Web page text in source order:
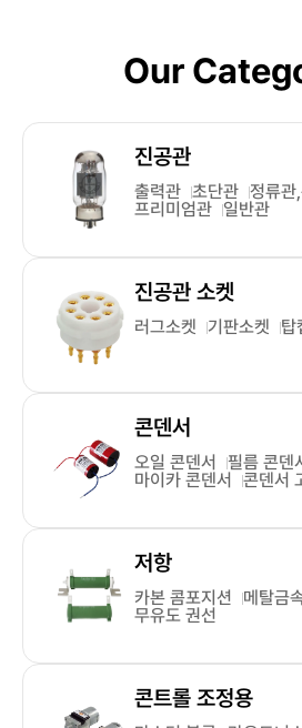
Our
진공관
출력관 초단관 정류관
프리미엄관 일반관
진공관 소켓
러그소켓 기판소켓 탑
콘덴서
오일 콘덴서 필름 콘덴
마이카 콘덴서
콘덴서
저항
카본 콤포지션 메탈금
무유도 권선
콘트롤 조정용